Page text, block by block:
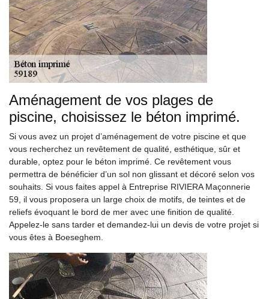
Aménagement de vos plages de
piscine, choisissez le béton imprimé.
Si vous avez un projet d’aménagement de votre piscine et que
vous recherchez un revêtement de qualité, esthétique, sûr et
durable, optez pour le béton imprimé. Ce revêtement vous
permettra de bénéficier d’un sol non glissant et décoré selon vos
souhaits. Si vous faites appel à Entreprise RIVIERA Maçonnerie
59, il vous proposera un large choix de motifs, de teintes et de
reliefs évoquant le bord de mer avec une finition de qualité.
Appelez-le sans tarder et demandez-lui un devis de votre projet si
vous êtes à Boeseghem.